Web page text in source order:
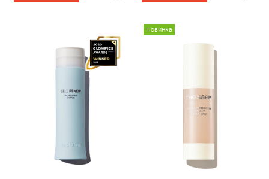
Новинка